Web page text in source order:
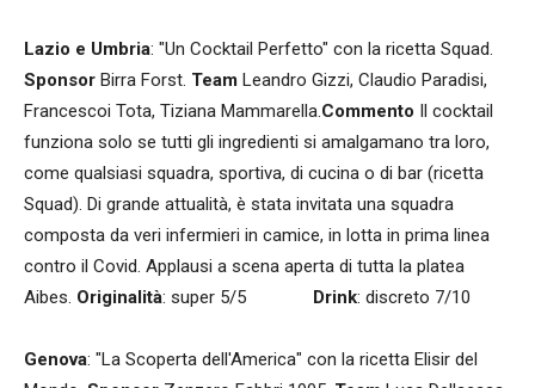
Lazio e Umbria: "Un Cocktail Perfetto" con la ricetta Squad.
Sponsor Birra Forst. Team Leandro Gizzi, Claudio Paradisi,
Francescoi Tota, Tiziana Mammarella.Commento Il cocktail
funziona solo se tutti gli ingredienti si amalgamano tra loro,
come qualsiasi squadra, sportiva, di cucina o di bar (ricetta
Squad). Di grande attualità, è stata invitata una squadra
composta da veri infermieri in camice, in lotta in prima linea
contro il Covid. Applausi a scena aperta di tutta la platea
Aibes. Originalità: super 5/5 Drink: discreto 7/10
Genova: "La Scoperta dell'America" con la ricetta Elisir del